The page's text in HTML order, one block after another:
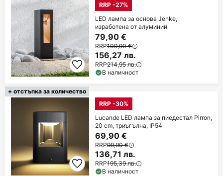
RRP -27%
LED лампа за основа Jenke,
изработена от алуминий
79,90 €
RRP109,90 €
156,27 лв.
RRP214,95 лв.
В наличност
+ отстъпка за количество
RRP -30%
Lucande LED лампа за пиедестал Pirron,
20 cm, триъгълна, IP54
69,90 €
RRP99,90 €
136,71 лв.
RRP195,39 лв.
В наличност